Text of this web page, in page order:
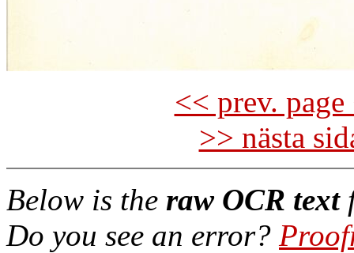
<< prev.
>> nästa
Below is the raw OCR text
Do you see an error?